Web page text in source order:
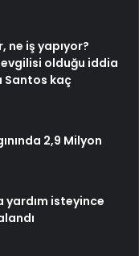
ne iş yapıyor?
olduğu iddia
Santos kaç
2,9 Milyon
yardım isteyince